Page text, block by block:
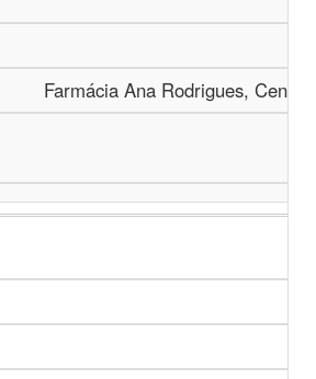
Farmácia Ana Rodrigues,